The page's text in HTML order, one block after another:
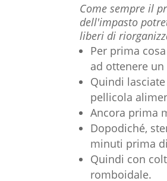
Come sempre il
dell'impasto
liberi di
Per prima
ad ottenere
Quindi
pellicola
Ancora prima
Dopodiché,
minuti prima
Quindi con
romboidale.